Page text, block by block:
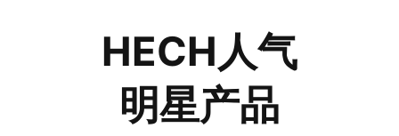
HECH人气
明星产品